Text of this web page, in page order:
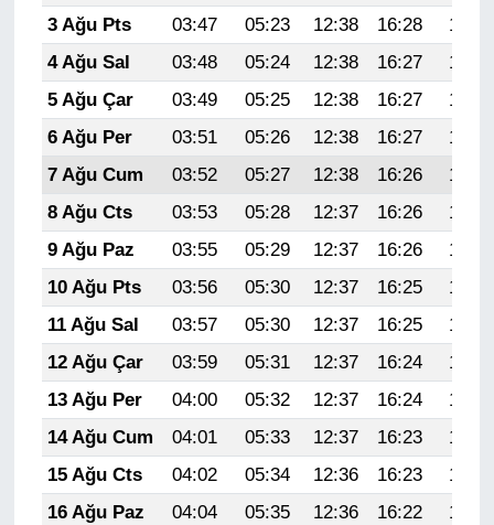
3 Ağu Pts
03:47 05:23 12:38 16:28
19:43
4 Ağu Sal
03:48 05:24 12:38 16:27
19:42
5 Ağu Çar
03:49 05:25 12:38 16:27
19:40
6 Ağu Per
03:51 05:26 12:38 16:27
19:39
7 Ağu Cum
03:52 05:27 12:38 16:26
19:38
8 Ağu Cts
03:53 05:28 12:37 16:26
19:37
9 Ağu Paz
03:55 05:29 12:37 16:26
19:36
10 Ağu Pts
03:56 05:30 12:37 16:25
19:35
11 Ağu Sal
03:57 05:30 12:37 16:25
19:34
12 Ağu Çar
03:59 05:31 12:37 16:24
19:32
13 Ağu Per
04:00 05:32 12:37 16:24
19:31
14 Ağu Cum
04:01 05:33 12:37 16:23
19:30
15 Ağu Cts
04:02 05:34 12:36 16:23
19:29
16 Ağu Paz
04:04 05:35 12:36 16:22
19:27